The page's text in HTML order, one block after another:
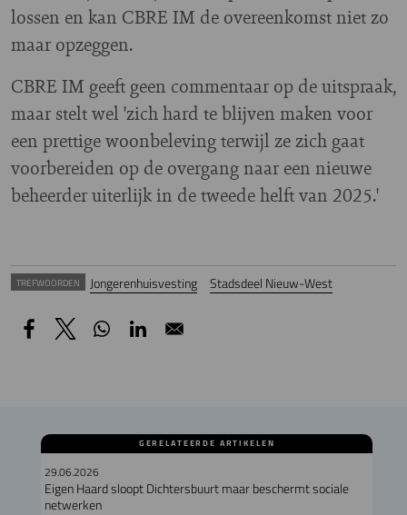
lossen en kan CBRE IM de overeenkomst niet zo
maar opzeggen.
CBRE IM geeft geen commentaar op de uitspraak,
maar stelt wel 'zich hard te blijven maken voor
een prettige woonbeleving terwijl ze zich gaat
voorbereiden op de overgang naar een nieuwe
beheerder uiterlijk in de tweede helft van 2025.'
TREFWOORDEN Jongerenhuisvesting Stadsdeel Nieuw-West
GERELATEERDE ARTIKELEN
29.06.2026
Eigen Haard sloopt Dichtersbuurt maar beschermt sociale
netwerken